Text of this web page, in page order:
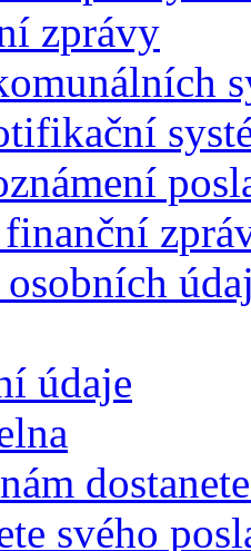
zprávy
osobních
údaje
svého